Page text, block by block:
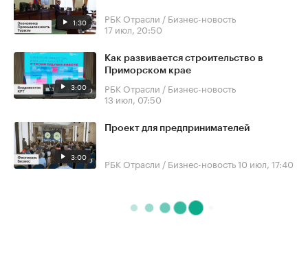
1:30
РБК Отрасли / Бизнес-новость
17 июл, 20:50
3:00
Как развивается строительство в
Приморском крае
РБК Отрасли / Бизнес-новость
13 июл, 07:50
3:00
Проект для предпринимателей
РБК Отрасли / Бизнес-новость10 июл, 17:40